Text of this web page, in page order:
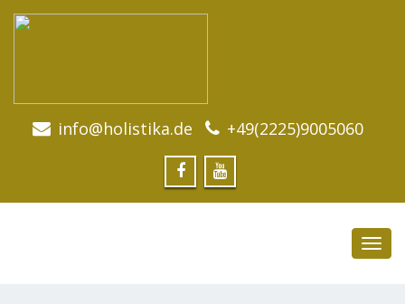
info@holistika.de +49(2225)9005060